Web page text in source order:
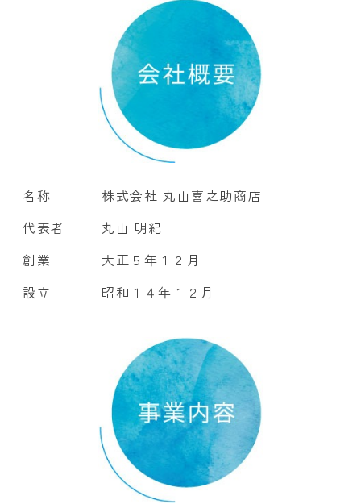
名称
株式会社 丸山喜之助商店
代表者
丸山 明紀
創業
大正５年１２月
設立
昭和１４年１２月